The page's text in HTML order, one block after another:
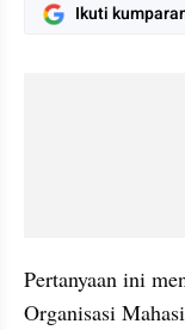
Ikuti
Pertanyaan ini
Organisasi